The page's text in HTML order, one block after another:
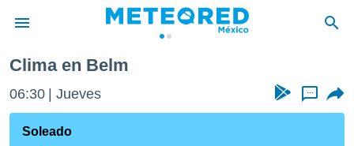
de
ha sido
Clima en Belm
06:30 Jueves ...
Soleado